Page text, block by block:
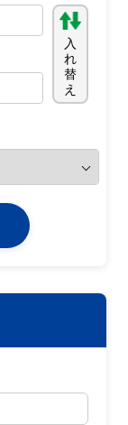
入
れ
替
え